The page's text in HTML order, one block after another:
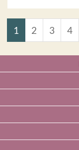
1 2 3 4